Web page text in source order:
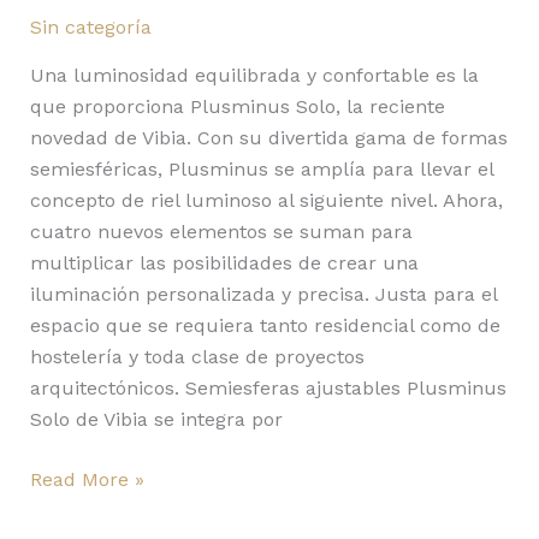
Sin categoría
Una luminosidad equilibrada y confortable es la
que proporciona Plusminus Solo, la reciente
novedad de Vibia. Con su divertida gama de formas
semiesféricas, Plusminus se amplía para llevar el
concepto de riel luminoso al siguiente nivel. Ahora,
cuatro nuevos elementos se suman para
multiplicar las posibilidades de crear una
iluminación personalizada y precisa. Justa para el
espacio que se requiera tanto residencial como de
hostelería y toda clase de proyectos
arquitectónicos. Semiesferas ajustables Plusminus
Solo de Vibia se integra por
Read More »